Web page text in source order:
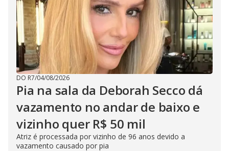
DO R7/04/08/2026
Pia na sala da Deborah Secco dá
vazamento no andar de baixo e
vizinho quer R$ 50 mil
Atriz é processada por vizinho de 96 anos devido a
vazamento causado por pia